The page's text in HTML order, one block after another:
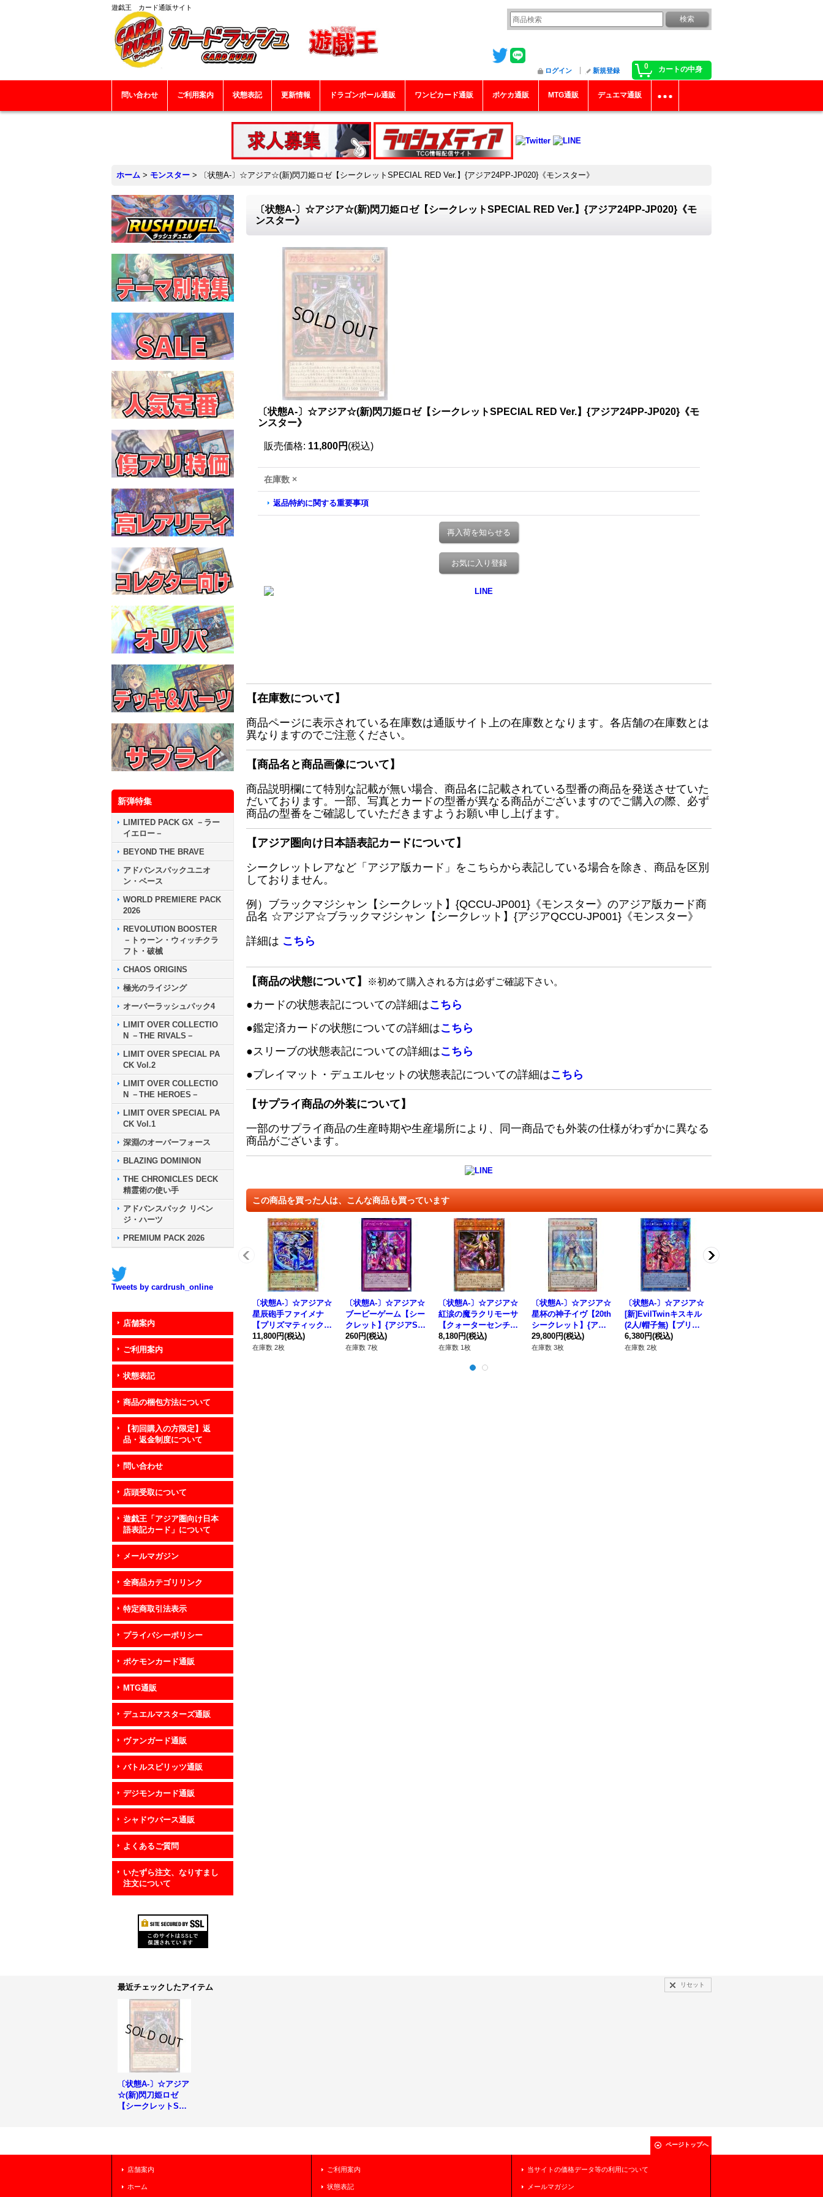
遊戯王 カード通販サイト
0 カートの中身
ログイン 新規登録
問い合わせ ご利用案内 状態表記 更新情報 ドラゴンボール通販 ワンピカード通販 ポケカ通販 MTG通販 デュエマ通販
ホーム > モンスター > 〔状態A-〕☆アジア☆(新)閃刀姫ロゼ【シークレットSPECIAL RED Ver.】{アジア24PP-JP020}《モンスター》
新弾特集
LIMITED PACK GX －ラー
イエロー－
BEYOND THE BRAVE
アドバンスパックユニオ
ン・ベース
WORLD PREMIERE PACK
2026
REVOLUTION BOOSTER
－トゥーン・ウィッチクラ
フト・破械
CHAOS ORIGINS
極光のライジング
オーバーラッシュパック4
LIMIT OVER COLLECTIO
N －THE RIVALS－
LIMIT OVER SPECIAL PA
CK Vol.2
LIMIT OVER COLLECTIO
N －THE HEROES－
LIMIT OVER SPECIAL PA
CK Vol.1
深淵のオーバーフォース
BLAZING DOMINION
THE CHRONICLES DECK
精霊術の使い手
アドバンスパック リベン
ジ・ハーツ
PREMIUM PACK 2026
Tweets by cardrush_online
店舗案内
ご利用案内
状態表記
商品の梱包方法について
【初回購入の方限定】返
品・返金制度について
問い合わせ
店頭受取について
遊戯王「アジア圏向け日本
語表記カード」について
メールマガジン
全商品カテゴリリンク
特定商取引法表示
プライバシーポリシー
ポケモンカード通販
MTG通販
デュエルマスターズ通販
ヴァンガード通販
バトルスピリッツ通販
デジモンカード通販
シャドウバース通販
よくあるご質問
いたずら注文、なりすまし
注文について
〔状態A-〕☆アジア☆(新)閃刀姫ロゼ【シークレットSPECIAL RED Ver.】{アジア24PP-JP020}《モ
ンスター》
〔状態A-〕☆アジア☆(新)閃刀姫ロゼ【シークレットSPECIAL RED Ver.】{アジア24PP-JP020}《モ
ンスター》
販売価格: 11,800円 (税込)
在庫数 ×
返品特約に関する重要事項
再入荷を知らせる
お気に入り登録
【在庫数について】
商品ページに表示されている在庫数は通販サイト上の在庫数となります。各店舗の在庫数とは
異なりますのでご注意ください。
【商品名と商品画像について】
商品説明欄にて特別な記載が無い場合、商品名に記載されている型番の商品を発送させていた
だいております。一部、写真とカードの型番が異なる商品がございますのでご購入の際、必ず
商品の型番をご確認していただきますようお願い申し上げます。
【アジア圏向け日本語表記カードについて】
シークレットレアなど「アジア版カード」をこちらから表記している場合を除き、商品を区別
しておりません。
例）ブラックマジシャン【シークレット】{QCCU-JP001}《モンスター》のアジア版カード商
品名 ☆アジア☆ブラックマジシャン【シークレット】{アジアQCCU-JP001}《モンスター》
詳細は こちら
【商品の状態について】 ※初めて購入される方は必ずご確認下さい。
●カードの状態表記についての詳細はこちら
●鑑定済カードの状態についての詳細はこちら
●スリーブの状態表記についての詳細はこちら
●プレイマット・デュエルセットの状態表記についての詳細はこちら
【サプライ商品の外装について】
一部のサプライ商品の生産時期や生産場所により、同一商品でも外装の仕様がわずかに異なる
商品がございます。
この商品を買った人は、こんな商品も買っています
〔状態A-〕☆アジア☆
星辰砲手ファイメナ
【プリズマティックシ
ークレット】{アジアD
BJH-JP002}《モンス
11,800円(税込)
在庫数 2枚
〔状態A-〕☆アジア☆
ブービーゲーム【シー
クレット】{アジアSL
F1-JP089}《罠》
260円(税込)
在庫数 7枚
〔状態A-〕☆アジア☆
紅涙の魔ラクリモーサ
【クォーターセンチュ
リーシークレット】
{アジアROTA-JP014}
8,180円(税込)
在庫数 1枚
〔状態A-〕☆アジア☆
星杯の神子イヴ【20th
シークレット】{アジ
アDANE-JP035}《シ
ンクロ》
29,800円(税込)
在庫数 3枚
〔状態A-〕☆アジア☆
[新]EvilTwinキスキル
(2人/帽子無)【プリズ
マティックシークレッ
ト】{アジアSLF1-JP0
6,380円(税込)
在庫数 2枚
最近チェックしたアイテム リセット
〔状態A-〕☆アジア
☆(新)閃刀姫ロゼ
【シークレットSPE
ページトップへ
店舗案内
ホーム
ご利用案内
状態表記
当サイトの価格データ等の利用について
メールマガジン